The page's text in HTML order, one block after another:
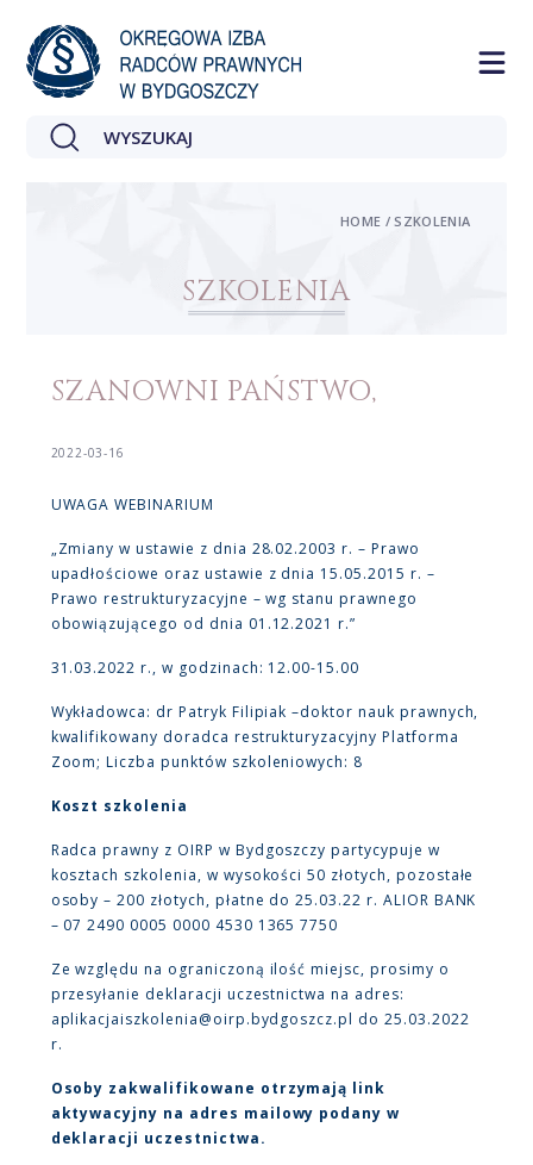
SZKOLENIA
HOME / SZKOLENIA
SZANOWNI PAŃSTWO,
2022-03-16
UWAGA WEBINARIUM
„Zmiany w ustawie z dnia 28.02.2003 r. – Prawo
upadłościowe oraz ustawie z dnia 15.05.2015 r. –
Prawo restrukturyzacyjne – wg stanu prawnego
obowiązującego od dnia 01.12.2021 r.”
31.03.2022 r., w godzinach: 12.00-15.00
Wykładowca: dr Patryk Filipiak –doktor nauk prawnych,
kwalifikowany doradca restrukturyzacyjny Platforma
Zoom; Liczba punktów szkoleniowych: 8
Koszt szkolenia
Radca prawny z OIRP w Bydgoszczy partycypuje w
kosztach szkolenia, w wysokości 50 złotych, pozostałe
osoby – 200 złotych, płatne do 25.03.22 r. ALIOR BANK
– 07 2490 0005 0000 4530 1365 7750
Ze względu na ograniczoną ilość miejsc, prosimy o
przesyłanie deklaracji uczestnictwa na adres:
aplikacjaiszkolenia@oirp.bydgoszcz.pl do 25.03.2022
r.
Osoby zakwalifikowane otrzymają link
aktywacyjny na adres mailowy podany w
deklaracji uczestnictwa.